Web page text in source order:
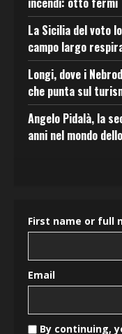
La Sicilia del voto
campo largo
Longi, dove i
che punta sul
Angelo Pidalà, la
anni nel mondo
First name or full
Email
By continuing,